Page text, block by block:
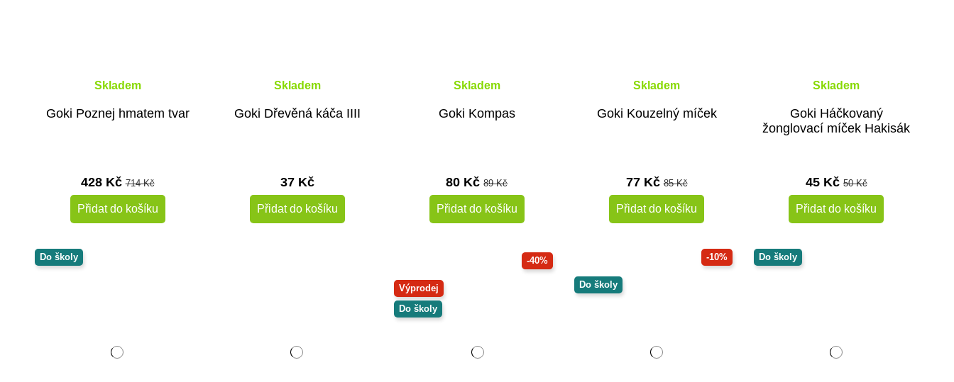
Skladem
Goki Poznej hmatem tvar
428 Kč714 Kč
Přidat do košíku
Skladem
Goki Dřevěná káča IIII
37 Kč
Přidat do košíku
Skladem
Goki Kompas
80 Kč89 Kč
Přidat do košíku
Skladem
Goki Kouzelný míček
77 Kč85 Kč
Přidat do košíku
Skladem
Goki Háčkovaný
žonglovací míček Hakisák
45 Kč50 Kč
Přidat do košíku
Do školy -40%
Výprodej
Do školy
-10%
Do školy
Do školy